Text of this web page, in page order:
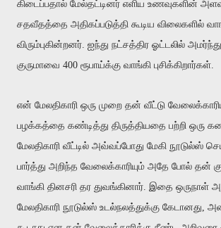
கிடைப்பதால் மேல்தட்டினர் எளிய உணவுகளின்
சதவீதத்தை அதிகப்படுத்தி கூடிய விலைகளில்
விரும்புகின்றனர். ஐந்து நட்சத்திர ஓட்டலில்
குருமாவை 400 ரூபாய்க்கு வாங்கி புசிக்கிறார்கள்.
என் மேலதிகாரி ஒரு முறை தன் வீட்டு
பழக்கத்தை கண்டித்து திருத்தியதை பற்றி ஒரு
மேலதிகாரி வீட்டில் அவ்வப்போது மேகி நூடுல்ஸ்
பார்த்து அறிந்த வேலைக்காரியும் அதே போல் தன்
வாங்கி தினசரி தர துவங்கினார். இதை ஒருநாள்
மேலதிகாரி நூடுல்ஸ் உடல்நலத்துக்கு கேடானது,